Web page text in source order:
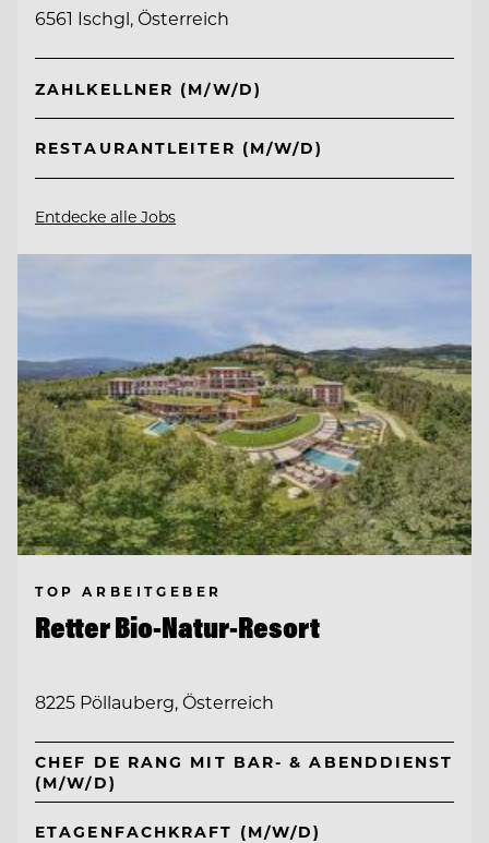
6561 Ischgl, Österreich
ZAHLKELLNER (M/W/D)
RESTAURANTLEITER (M/W/D)
Entdecke alle Jobs
TOP ARBEITGEBER
Retter Bio-Natur-Resort
8225 Pöllauberg, Österreich
CHEF DE RANG MIT BAR- & ABENDDIENST
(M/W/D)
ETAGENFACHKRAFT (M/W/D)